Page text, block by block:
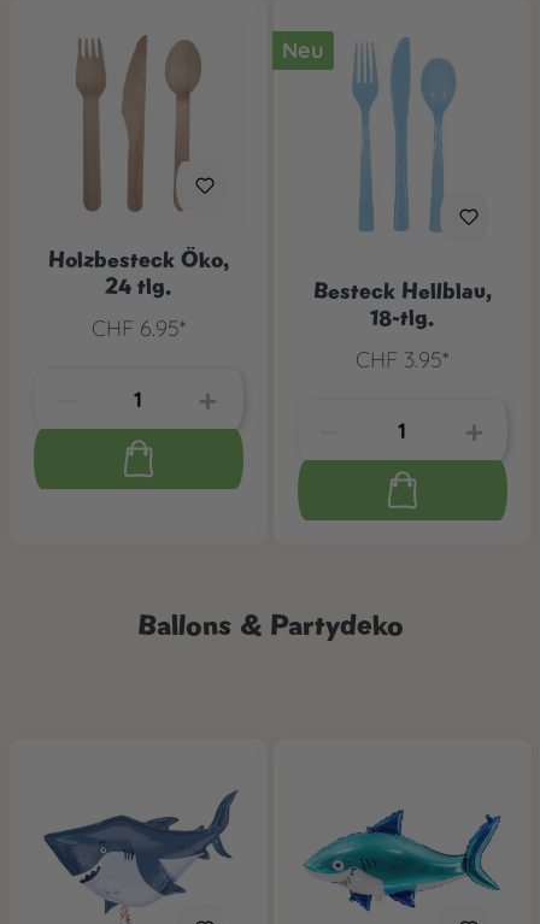
Holzbesteck Öko,
24 tlg.
CHF 6.95*
Neu
Besteck Hellblau,
18-tlg.
CHF 3.95*
Ballons & Partydeko